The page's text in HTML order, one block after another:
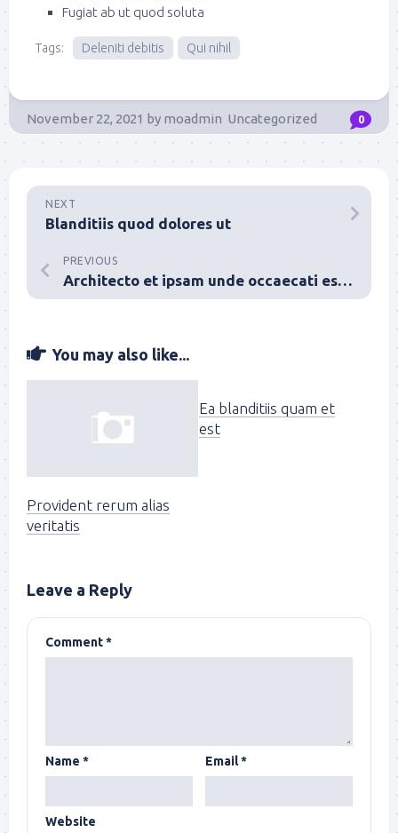
Fugiat ab ut quod soluta
Tags: Deleniti debitis Qui nihil
November 22, 2021 by moadmin Uncategorized 0
NEXT
Blanditiis quod dolores ut
PREVIOUS
Architecto et ipsam unde occaecati esse perspiciatis
You may also like...
Provident rerum alias
veritatis
Ea blanditiis quam et
est
Leave a Reply
Comment*
Name * Email*
Website